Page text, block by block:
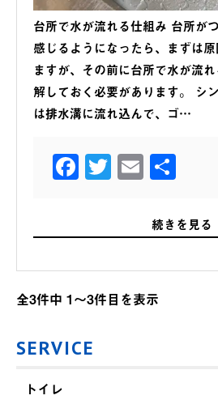
台所で水が流れる仕組み 台所が
感じるようになったら、まずは
ますが、その前に台所で水が流
解しておく必要があります。 シ
は排水溝に流れ込んで、ゴ…
Facebook
Twitter
Email
続きを見る
全3件中 1〜3件目を表示
SERVICE
トイレ